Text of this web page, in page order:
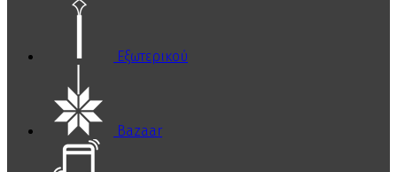
Εξωτερικού
Bazaar